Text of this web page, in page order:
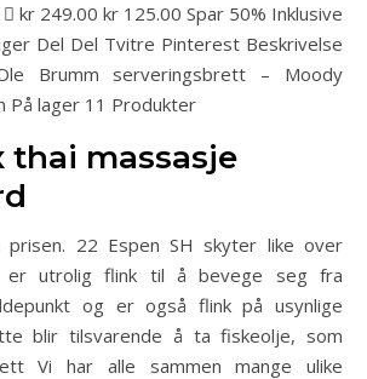
kr 249.00 kr 125.00 Spar 50% Inklusive
Del Del Tvitre Pinterest Beskrivelse
Brumm serveringsbrett – Moody
På lager 11 Produkter
thai massasje
22 Espen SH skyter like over
er utrolig flink til å bevege seg fra
og er også flink på usynlige
blir tilsvarende å ta fiskeolje, som
Vi har alle sammen mange ulike